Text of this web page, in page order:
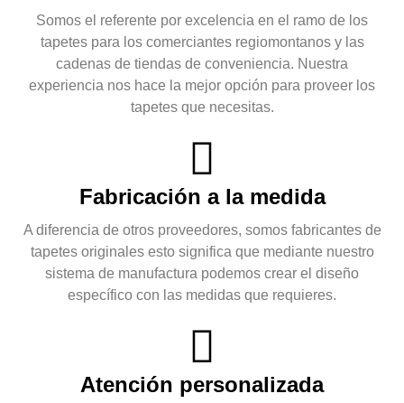
Somos el referente por excelencia en el ramo de los
tapetes para los comerciantes regiomontanos y las
cadenas de tiendas de conveniencia. Nuestra
experiencia nos hace la mejor opción para proveer los
tapetes que necesitas.
Fabricación a la medida
A diferencia de otros proveedores, somos fabricantes de
tapetes originales esto significa que mediante nuestro
sistema de manufactura podemos crear el diseño
específico con las medidas que requieres.
Atención personalizada